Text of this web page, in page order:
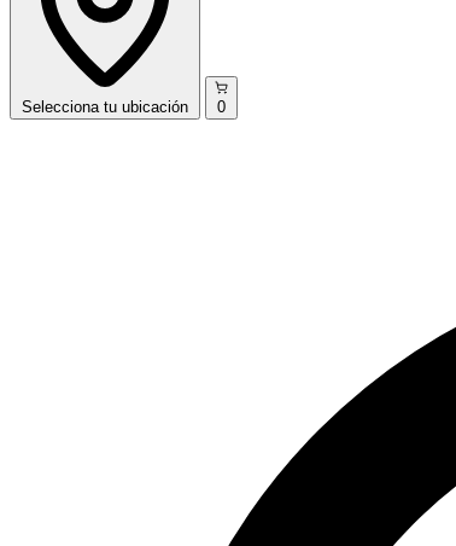
Selecciona tu ubicación 0